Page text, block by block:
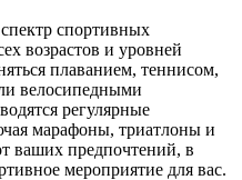
спортивных
возрастов и уровней
плаванием, теннисом,
велосипедными
регулярные
марафоны, триатлоны и
ваших предпочтений, в
мероприятие для вас.